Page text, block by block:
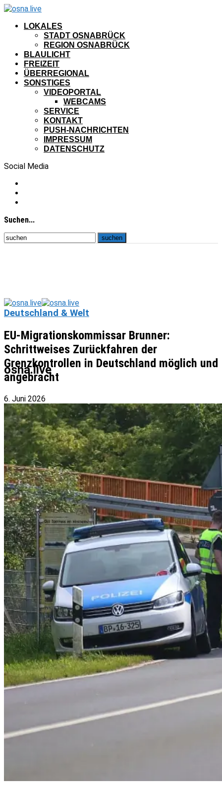
LOKALES
STADT OSNABRÜCK
REGION OSNABRÜCK
BLAULICHT
FREIZEIT
ÜBERREGIONAL
SONSTIGES
VIDEOPORTAL
WEBCAMS
SERVICE
KONTAKT
PUSH-NACHRICHTEN
IMPRESSUM
DATENSCHUTZ
Social Media
Suchen...
osna.live
Deutschland & Welt
EU-Migrationskommissar Brunner:
Schrittweises Zurückfahren der
Grenzkontrollen in Deutschland möglich und
angebracht
6. Juni 2026